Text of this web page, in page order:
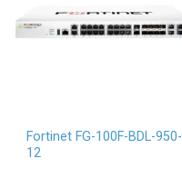
Fortinet FG-100F-BDL-950-
12